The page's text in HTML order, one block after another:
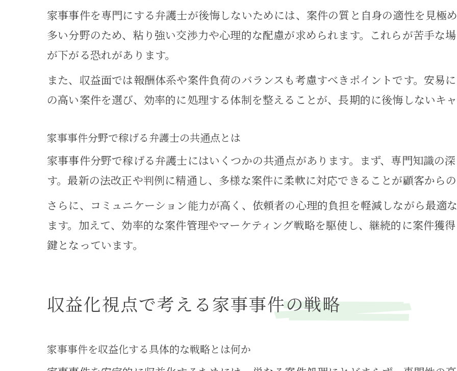
家事事件の成功事例から学ぶ収益化の秘訣
家事事件収益化に役立つ実践例を紹介
家事事件で得られる収益の現実を知る
家事事件分野の注目すべき収益モデル解説
家事事件を専門にする弁護士が後悔しないためには、案件の質と自身の適性を見極
多い分野のため、粘り強い交渉力や心理的な配慮が求められます。これらが苦手な
が下がる恐れがあります。
また、収益面では報酬体系や案件負荷のバランスも考慮すべきポイントです。安易
の高い案件を選び、効率的に処理する体制を整えることが、長期的に後悔しないキ
家事事件分野で稼げる弁護士の共通点とは
家事事件分野で稼げる弁護士にはいくつかの共通点があります。まず、専門知識の
す。最新の法改正や判例に精通し、多様な案件に柔軟に対応できることが顧客から
さらに、コミュニケーション能力が高く、依頼者の心理的負担を軽減しながら最適
ます。加えて、効率的な案件管理やマーケティング戦略を駆使し、継続的に案件獲
鍵となっています。
収益化視点で考える家事事件の戦略
家事事件を収益化する具体的な戦略とは何か